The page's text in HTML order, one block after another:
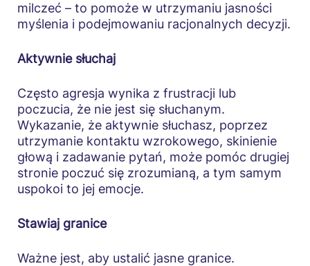
milczeć – to pomoże w utrzymaniu jasności
myślenia i podejmowaniu racjonalnych decyzji.
Aktywnie słuchaj
Często agresja wynika z frustracji lub
poczucia, że nie jest się słuchanym.
Wykazanie, że aktywnie słuchasz, poprzez
utrzymanie kontaktu wzrokowego, skinienie
głową i zadawanie pytań, może pomóc drugiej
stronie poczuć się zrozumianą, a tym samym
uspokoi to jej emocje.
Stawiaj granice
Ważne jest, aby ustalić jasne granice.